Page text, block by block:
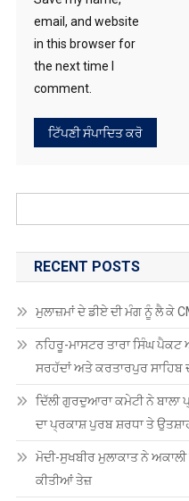
email, and website
in this browser for
the next time I
comment.
RECENT POSTS
ਮੁਲਾਜ਼ਮਾਂ ਦੇ ਡੀਏ ਦੀ ਮੰਗ ਨੂੰ ਲੈ ਕੇ
ਨਹਿਰੂ-ਮਾਸਟਰ ਤਾਰਾ ਸਿੰਘ
ਸਰਹੱਦਾਂ ਅਤੇ ਕਰਤਾਰਪੁਰ ਸਾਹਿਬ
ਦਿੱਲੀ ਗੁਰਦੁਆਰਾ ਕਮੇਟੀ ਨੇ ਬਾਲਾ
ਦਾ ਪ੍ਰਕਾਸ਼ ਪੁਰਬ ਸ਼ਰਧਾ ਤੇ
ਮੋਦੀ-ਸੁਖਬੀਰ ਮੁਲਾਕਾਤ ਨੇ
ਕੀਤੀਆਂ ਤੇਜ਼